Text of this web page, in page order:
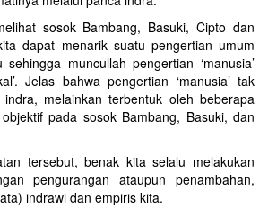
sosok Bambang, Basuki, Cipto dan
dapat menarik suatu pengertian umum
muncullah pengertian ‘manusia’
Jelas bahwa pengertian ‘manusia’ tak
melainkan terbentuk oleh beberapa
pada sosok Bambang, Basuki, dan
tersebut, benak kita selalu melakukan
pengurangan ataupun penambahan,
indrawi dan empiris kita.